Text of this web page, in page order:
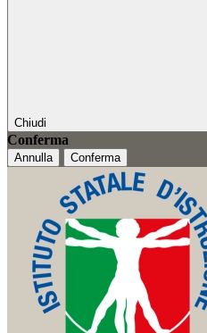
Chiudi
Conferma
Annulla Conferma